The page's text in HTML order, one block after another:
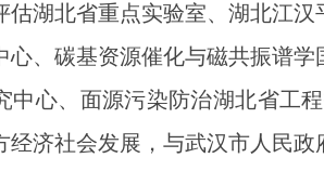
估湖北省重点实验室、湖北江
心、碳基资源催化与磁共振谱
中心、面源污染防治湖北省工
经济社会发展，与武汉市人民